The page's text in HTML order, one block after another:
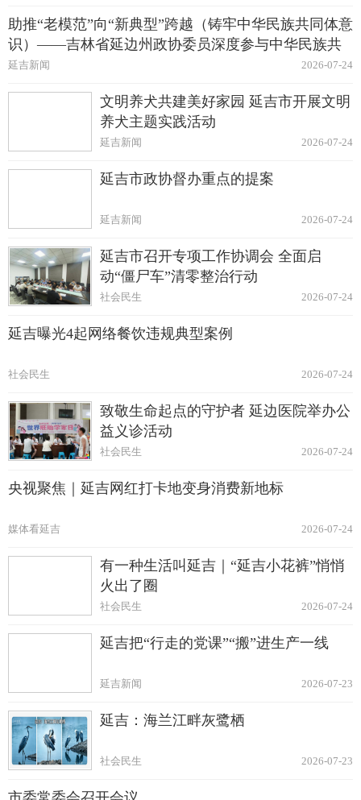
助推“老模范”向“新典型”跨越（铸牢中华民族共同体意
识）——吉林省延边州政协委员深度参与中华民族共
同体建设纪实
2026-07-24
延吉新闻
文明养犬共建美好家园 延吉市开展文明
养犬主题实践活动
2026-07-24
延吉新闻
延吉市政协督办重点的提案
2026-07-24
延吉新闻
延吉市召开专项工作协调会 全面启
动“僵尸车”清零整治行动
2026-07-24
社会民生
延吉曝光4起网络餐饮违规典型案例
2026-07-24
社会民生
致敬生命起点的守护者 延边医院举办公
益义诊活动
2026-07-24
社会民生
央视聚焦｜延吉网红打卡地变身消费新地标
2026-07-24
媒体看延吉
有一种生活叫延吉｜“延吉小花裤”悄悄
火出了圈
2026-07-24
社会民生
延吉把“行走的党课”“搬”进生产一线
2026-07-23
延吉新闻
延吉：海兰江畔灰鹭栖
2026-07-23
社会民生